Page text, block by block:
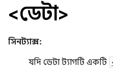
<ডেটা>
সিনট্যাক্স:
যদি ডেটা ট্যাগটি একটি